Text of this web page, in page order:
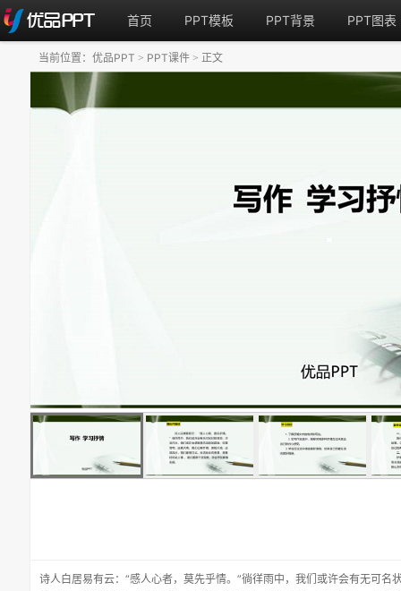
首页 PPT模板 PPT背景 PPT图表
诗人白居易有云：“感人心者，莫先乎情。”徜徉雨中，我们或许会有无可名
当前位置： 优品PPT > PPT课件 > 正文